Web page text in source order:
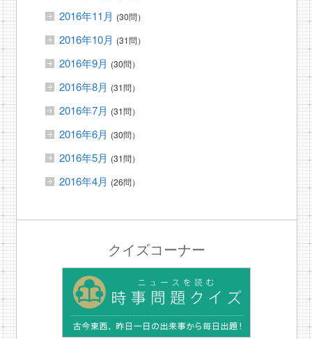
2016年11月 (30問）
2016年10月 (31問）
2016年9月 (30問）
2016年8月 (31問）
2016年7月 (31問）
2016年6月 (30問）
2016年5月 (31問）
2016年4月 (26問）
クイズコーナー